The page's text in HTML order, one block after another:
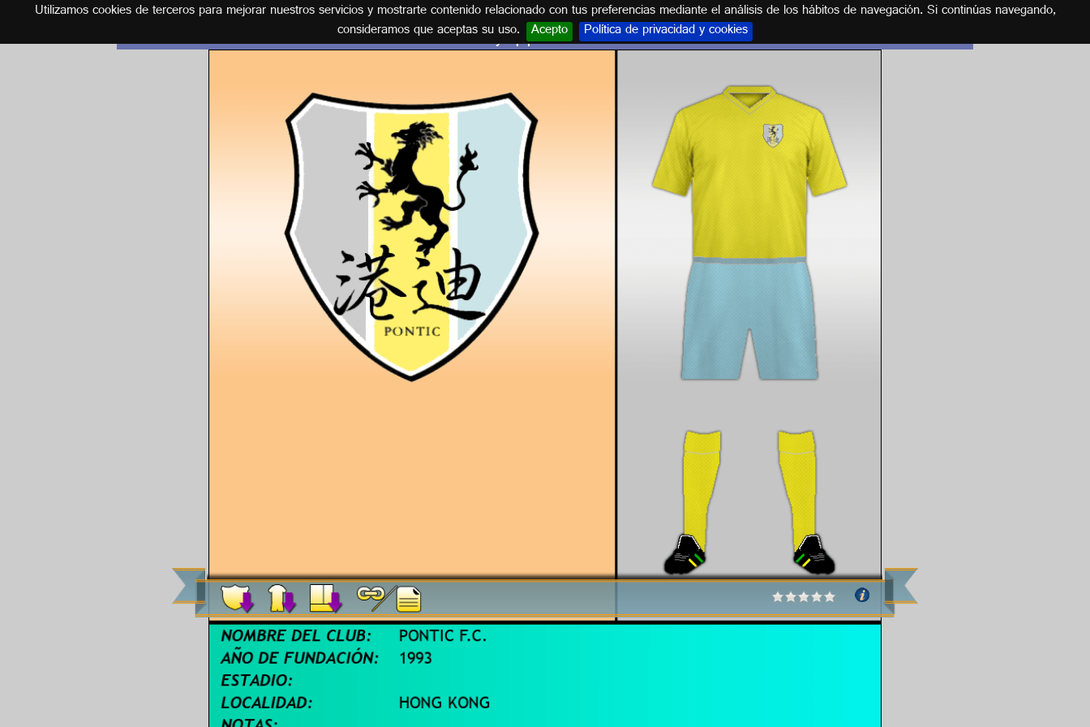
Utilizamos cookies de terceros para mejorar nuestros servicios y mostrarte contenido relacionado con tus preferencias mediante el análisis de los hábitos de navegación. Si continúas navegando,
consideramos que aceptas su uso. Acepto Política de privacidad y cookies
Español
Escudo y equipación PONTIC F.C.